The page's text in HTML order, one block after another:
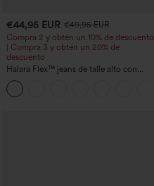
€44,95 EUR €49,95 EUR
Compra 2 y obtén un 10% de descuento
| Compra 3 y obtén un 20% de
descuento
Halara Flex™ jeans de talle alto con
bolsillos, dobladillo enrollado, pierna
ancha y efecto lavado, estilo casual